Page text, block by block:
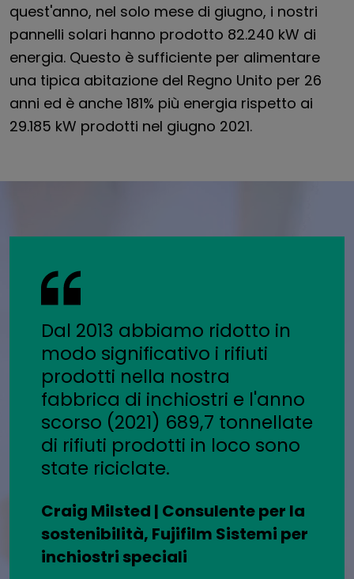
quest'anno, nel solo mese di giugno, i nostri
pannelli solari hanno prodotto 82.240 kW di
energia. Questo è sufficiente per alimentare
una tipica abitazione del Regno Unito per 26
anni ed è anche 181% più energia rispetto ai
29.185 kW prodotti nel giugno 2021.
Dal 2013 abbiamo ridotto in
modo significativo i rifiuti
prodotti nella nostra
fabbrica di inchiostri e l'anno
scorso (2021) 689,7 tonnellate
di rifiuti prodotti in loco sono
state riciclate.
Craig Milsted | Consulente per la
sostenibilità, Fujifilm Sistemi per
inchiostri speciali